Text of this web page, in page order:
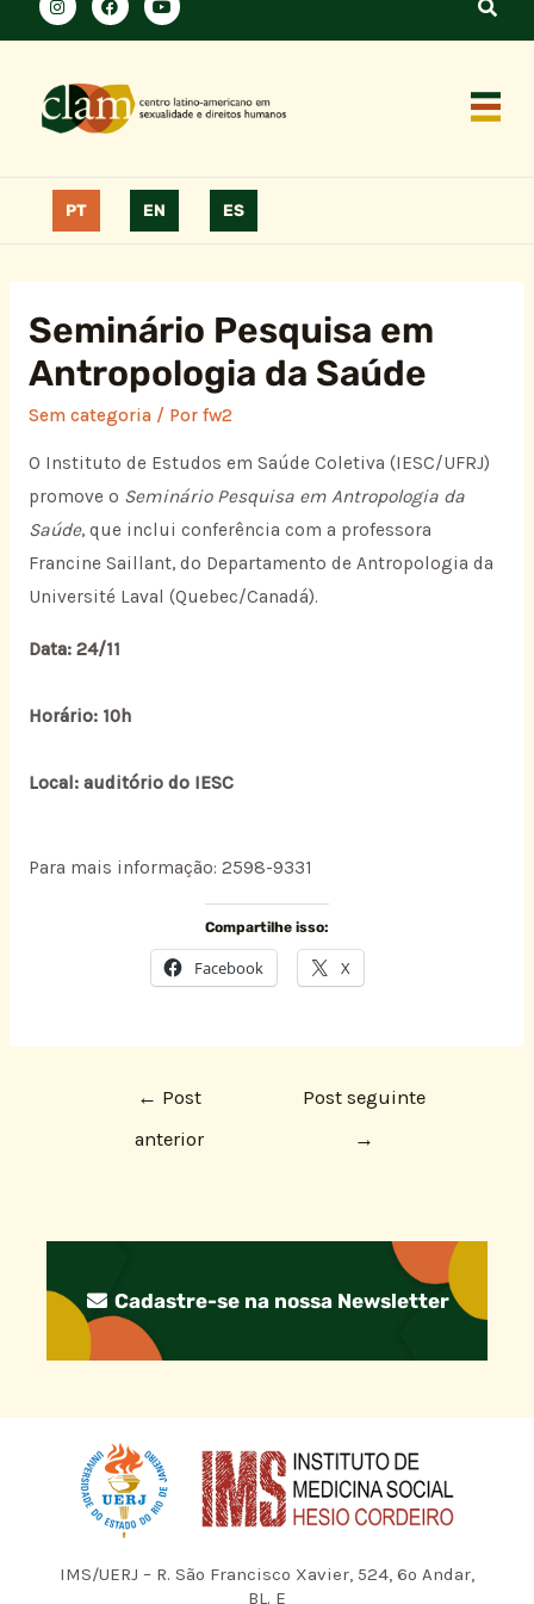
PT EN ES
Seminário Pesquisa em
Antropologia da Saúde
Sem categoria/ Por fw2
O Instituto de Estudos em Saúde Coletiva (IESC/UFRJ)
promove o Seminário Pesquisa em Antropologia da
Saúde, que inclui conferência com a professora
Francine Saillant, do Departamento de Antropologia da
Université Laval (Quebec/Canadá).
Data: 24/11
Horário: 10h
Local: auditório do IESC
Para mais informação: 2598-9331
Compartilhe isso:
Facebook X
← Post
anterior
Post seguinte
→
Cadastre-se na nossa Newsletter
IMS/UERJ – R. São Francisco Xavier, 524, 6º Andar,
BL. E